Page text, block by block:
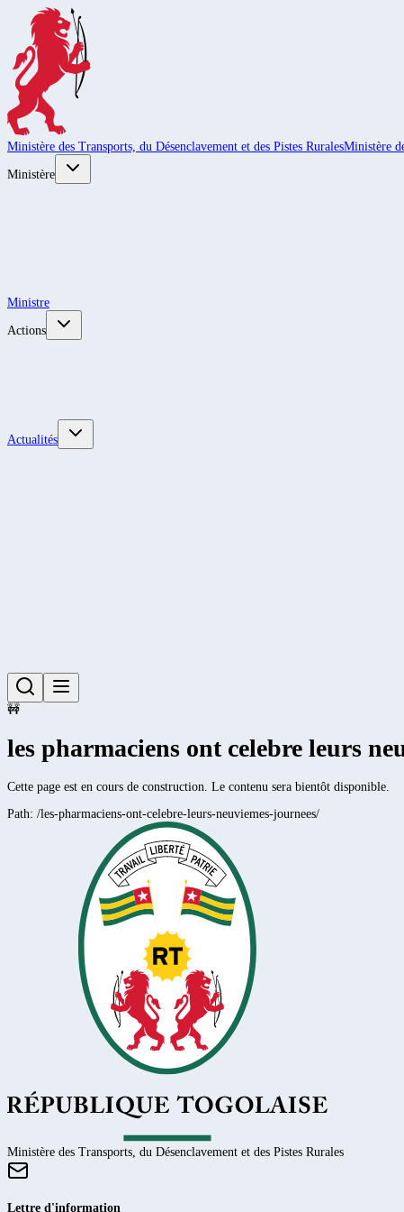
Ministère des Transports, du Désenclavement et des Pistes RuralesMinistère
Ministère
Ministre
Actions
Actualités
🚧
les pharmaciens ont celebre leurs
Cette page est en cours de construction. Le contenu sera bientôt disponible.
Path: /les-pharmaciens-ont-celebre-leurs-neuviemes-journees/
Ministère des Transports, du Désenclavement et des Pistes Rurales
Lettre d'information